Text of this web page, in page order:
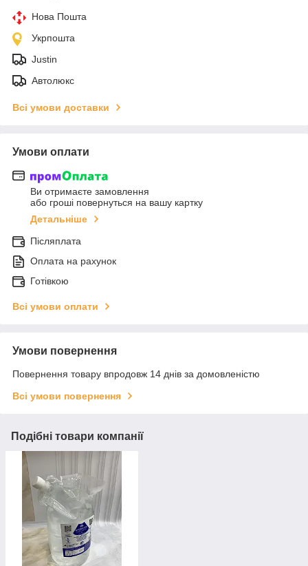
Нова Пошта
Укрпошта
Justin
Автолюкс
Всі умови доставки
Умови оплати
Ви отримаєте замовлення
або гроші повернуться на вашу картку
Детальніше
Післяплата
Оплата на рахунок
Готівкою
Всі умови оплати
Умови повернення
Повернення товару впродовж 14 днів за домовленістю
Всі умови повернення
Подібні товари компанії